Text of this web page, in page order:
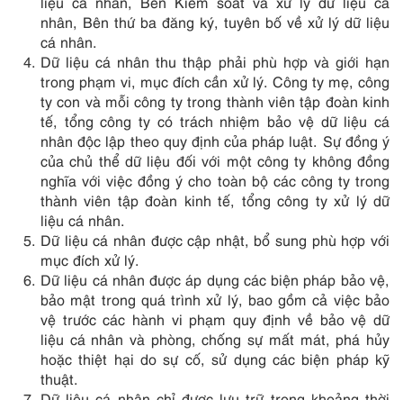
nhân, Bên thứ ba đăng ký, tuyên bố về xử lý dữ liệu
cá nhân.
Dữ liệu cá nhân thu thập phải phù hợp và giới hạn
trong phạm vi, mục đích cần xử lý. Công ty mẹ, công
ty con và mỗi công ty trong thành viên tập đoàn kinh
tế, tổng công ty có trách nhiệm bảo vệ dữ liệu cá
nhân độc lập theo quy định của pháp luật. Sự đồng ý
của chủ thể dữ liệu đối với một công ty không đồng
nghĩa với việc đồng ý cho toàn bộ các công ty trong
thành viên tập đoàn kinh tế, tổng công ty xử lý dữ
liệu cá nhân.
Dữ liệu cá nhân được cập nhật, bổ sung phù hợp với
mục đích xử lý.
Dữ liệu cá nhân được áp dụng các biện pháp bảo vệ,
bảo mật trong quá trình xử lý, bao gồm cả việc bảo
vệ trước các hành vi phạm quy định về bảo vệ dữ
liệu cá nhân và phòng, chống sự mất mát, phá hủy
hoặc thiệt hại do sự cố, sử dụng các biện pháp kỹ
thuật.